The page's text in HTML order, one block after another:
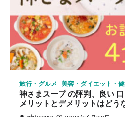
旅行・グルメ 美容・ダイエット・
神さまスープ の評判、良い
メリットとデメリットはどう